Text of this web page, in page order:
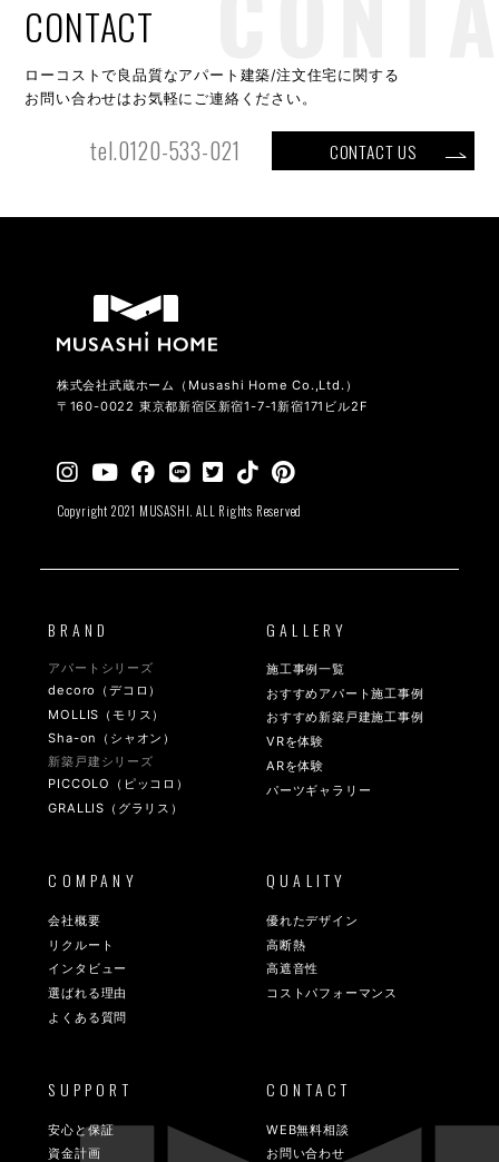
CONTACT
ローコストで良品質なアパート建築/注文住宅に関する
お問い合わせはお気軽にご連絡ください。
tel.0120-533-021 CONTACT US
株式会社武蔵ホーム（Musashi Home Co.,Ltd.）
〒160-0022 東京都新宿区新宿1-7-1新宿171ビル2F
Copyright 2021 MUSASHI. ALL Rights Reserved
BRAND
アパートシリーズ
decoro（デコロ）
MOLLIS（モリス）
Sha-on（シャオン）
新築戸建シリーズ
PICCOLO（ピッコロ）
GRALLIS（グラリス）
GALLERY
施工事例一覧
おすすめアパート施工事例
おすすめ新築戸建施工事例
VRを体験
ARを体験
パーツギャラリー
COMPANY
会社概要
リクルート
インタビュー
選ばれる理由
よくある質問
QUALITY
優れたデザイン
高断熱
高遮音性
コストパフォーマンス
SUPPORT
安心と保証
資金計画
CONTACT
WEB無料相談
お問い合わせ